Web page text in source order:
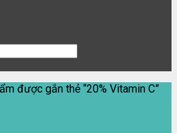
được gắn thẻ “20% Vitamin C”